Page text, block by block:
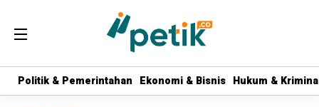
Politik & Pemerintahan Ekonomi & Bisnis Hukum &
Politik & Pemerintahan Ekonomi & Bisnis Hukum &